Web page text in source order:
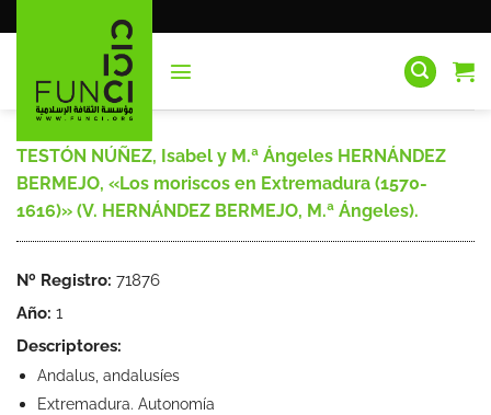
al
TESTÓN NÚÑEZ, Isabel y M.ª Ángeles HERNÁNDEZ
BERMEJO, «Los moriscos en Extremadura (1570-
1616)» (V. HERNÁNDEZ BERMEJO, M.ª Ángeles).
Nº Registro: 71876
Año: 1
Descriptores:
Andalus, andalusíes
Extremadura. Autonomía